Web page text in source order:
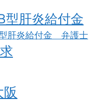
型肝炎給付金
肝炎給付金 弁護士